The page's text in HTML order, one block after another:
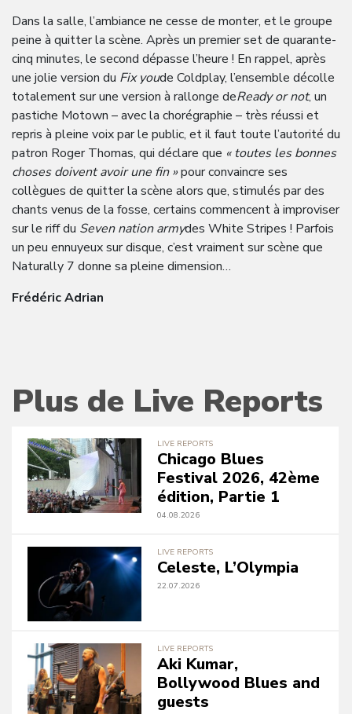
Dans la salle, l’ambiance ne cesse de monter, et le groupe
peine à quitter la scène. Après un premier set de quarante-
cinq minutes, le second dépasse l’heure ! En rappel, après
une jolie version du Fix youde Coldplay, l’ensemble décolle
totalement sur une version à rallonge deReady or not, un
pastiche Motown – avec la chorégraphie – très réussi et
repris à pleine voix par le public, et il faut toute l’autorité du
patron Roger Thomas, qui déclare que « toutes les bonnes
choses doivent avoir une fin »pour convaincre ses
collègues de quitter la scène alors que, stimulés par des
chants venus de la fosse, certains commencent à improviser
sur le riff du Seven nation armydes White Stripes ! Parfois
un peu ennuyeux sur disque, c’est vraiment sur scène que
Naturally 7 donne sa pleine dimension…
Frédéric Adrian
Plus de Live Reports
LIVE REPORTS
Chicago Blues
Festival 2026, 42ème
édition, Partie 1
04.08.2026
LIVE REPORTS
Celeste, L’Olympia
22.07.2026
LIVE REPORTS
Aki Kumar,
Bollywood Blues and
guests